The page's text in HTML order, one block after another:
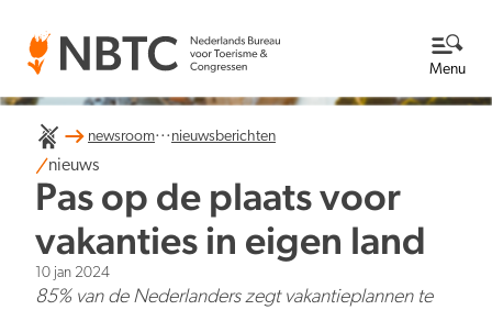
Menu
Thema's
Bekijk alle thema's
Kennisbank
Over ons
newsroom... nieuwsberichten
nieuws
Pas op de plaats voor
vakanties in eigen land
10 jan 2024
85% van de Nederlanders zegt vakantieplannen te